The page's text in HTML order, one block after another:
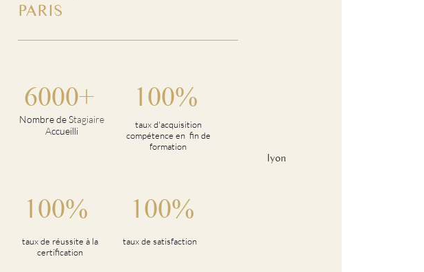
PARIS
6000+
Nombre de Stagiaire
Accueilli
100%
taux d'acquisition
compétence en fin de
formation
lyon
100%
taux de réussite à la
certification
100%
taux de satisfaction